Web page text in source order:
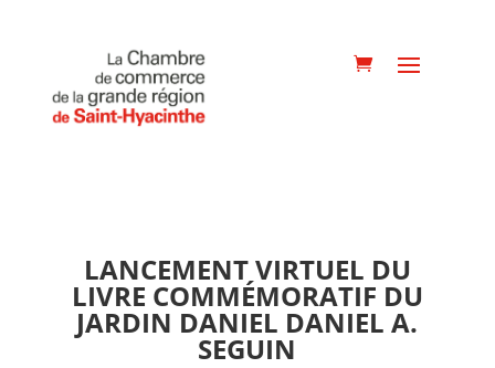
LANCEMENT VIRTUEL DU
LIVRE COMMÉMORATIF DU
JARDIN DANIEL DANIEL A.
SEGUIN